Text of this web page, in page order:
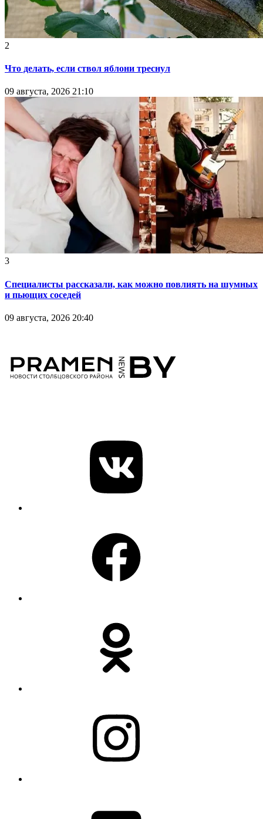
2
Что делать, если ствол яблони треснул
09 августа, 2026 21:10
3
Специалисты рассказали, как можно повлиять на шумных
и пьющих соседей
09 августа, 2026 20:40